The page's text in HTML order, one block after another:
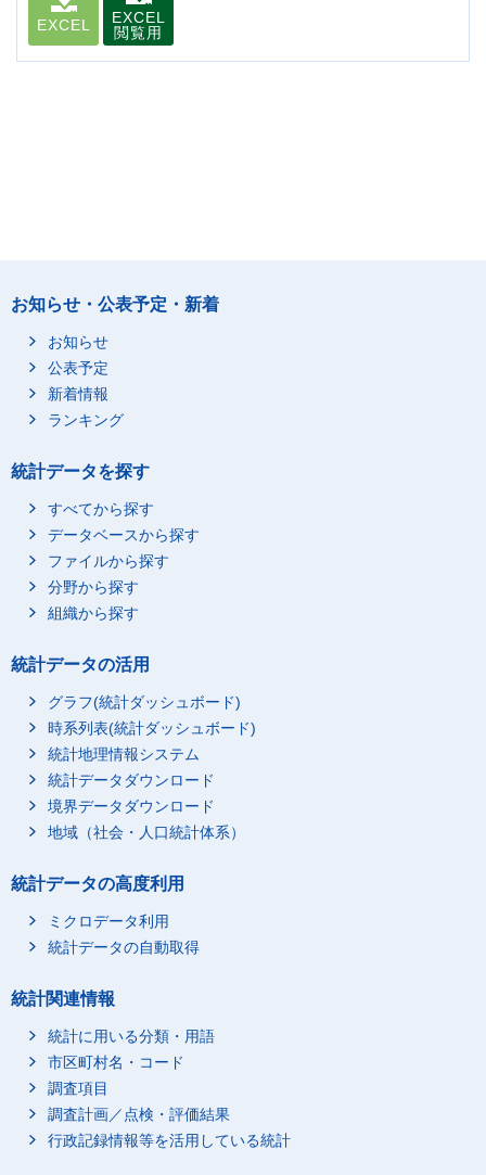
EXCEL
EXCEL
閲覧用
お知らせ・公表予定・新着
お知らせ
公表予定
新着情報
ランキング
統計データを探す
すべてから探す
データベースから探す
ファイルから探す
分野から探す
組織から探す
統計データの活用
グラフ(統計ダッシュボード)
時系列表(統計ダッシュボード)
統計地理情報システム
統計データダウンロード
境界データダウンロード
地域（社会・人口統計体系）
統計データの高度利用
ミクロデータ利用
統計データの自動取得
統計関連情報
統計に用いる分類・用語
市区町村名・コード
調査項目
調査計画／点検・評価結果
行政記録情報等を活用している統計